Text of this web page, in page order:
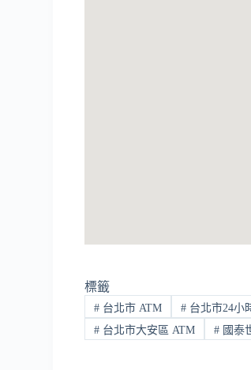
標籤
# 台北市 ATM #台北市24小
# 台北市大安區 ATM #國泰